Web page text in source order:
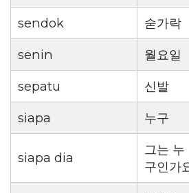
sendok
숟가락
senin
월요일
sepatu
신발
siapa
누구
siapa dia
그는 누
구인가